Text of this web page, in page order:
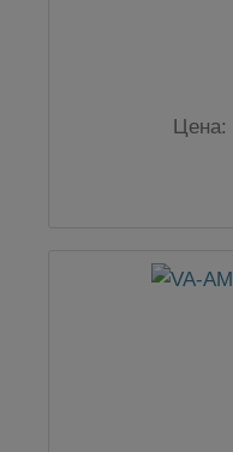
Цена: